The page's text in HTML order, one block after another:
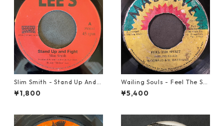
Slim Smith - Stand Up And F
ight 【7-21832】
¥1,800
Wailing Souls - Feel The Spi
rit【7-21955】
¥5,400